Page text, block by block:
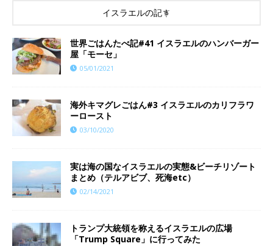
イスラエルの記事
世界ごはんたべ記#41 イスラエルのハンバーガー
屋「モーセ」
05/01/2021
海外キマグレごはん#3 イスラエルのカリフラワ
ーロースト
03/10/2020
実は海の国なイスラエルの実態&ビーチリゾート
まとめ（テルアビブ、死海etc）
02/14/2021
トランプ大統領を称えるイスラエルの広場
「Trump Square」に行ってみた